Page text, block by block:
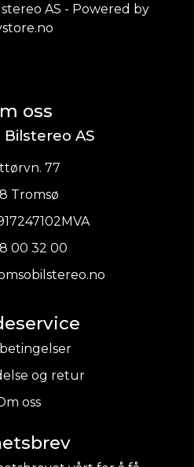
AS - Powered by
oss
AS
77
Tromsø
00 32 00
og retur
oss